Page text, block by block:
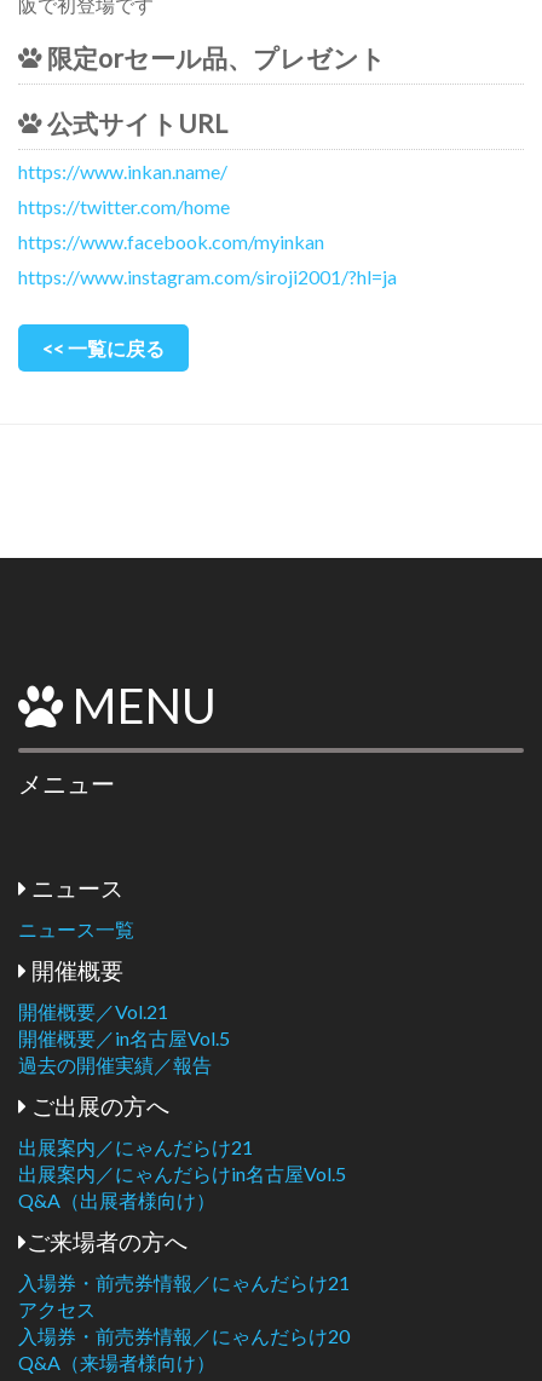
限定orセール品、プレゼント
公式サイトURL
https://www.inkan.name/
https://twitter.com/home
https://www.facebook.com/myinkan
https://www.instagram.com/siroji2001/?hl=ja
<< 一覧に戻る
MENU
メニュー
ニュース
ニュース一覧
開催概要
開催概要／Vol.21
開催概要／in名古屋Vol.5
過去の開催実績／報告
ご出展の方へ
出展案内／にゃんだらけ21
出展案内／にゃんだらけin名古屋Vol.5
Q&A（出展者様向け）
ご来場者の方へ
入場券・前売券情報／にゃんだらけ21
アクセス
入場券・前売券情報／にゃんだらけ20
Q&A（来場者様向け）